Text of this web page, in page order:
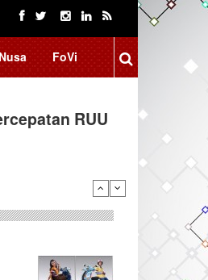
Nusa FoVi
RUU